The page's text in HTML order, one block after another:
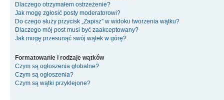
Dlaczego otrzymałem ostrzeżenie?
Jak mogę zgłosić posty moderatorowi?
Do czego służy przycisk „Zapisz” w widoku tworzenia wątku?
Dlaczego mój post musi być zaakceptowany?
Jak mogę przesunąć swój wątek w górę?
Formatowanie i rodzaje wątków
Czym są ogłoszenia globalne?
Czym są ogłoszenia?
Czym są wątki przyklejone?